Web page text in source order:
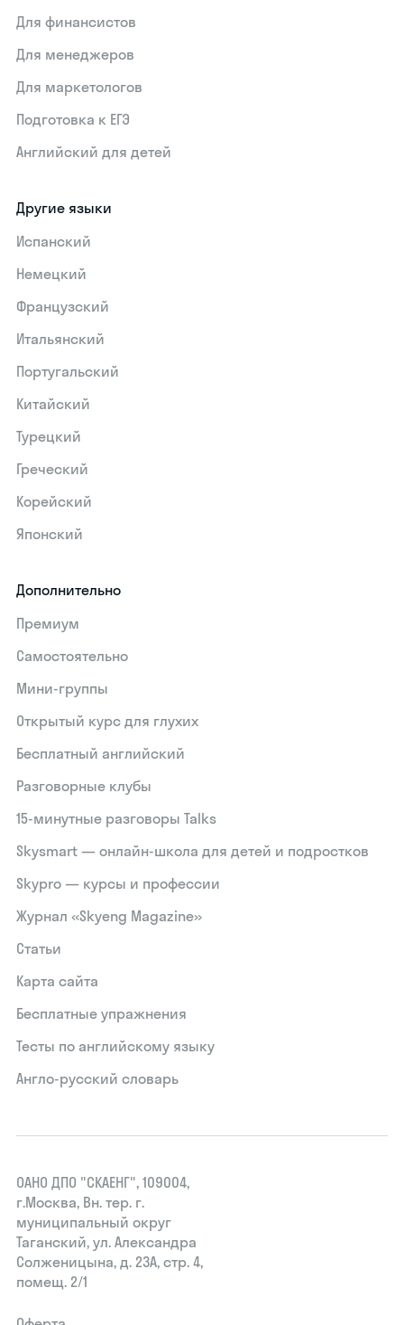
Для финансистов
Для менеджеров
Для маркетологов
Подготовка к ЕГЭ
Английский для детей
Другие языки
Испанский
Немецкий
Французский
Итальянский
Португальский
Китайский
Турецкий
Греческий
Корейский
Японский
Дополнительно
Премиум
Самостоятельно
Мини-группы
Открытый курс для глухих
Бесплатный английский
Разговорные клубы
15‑минутные разговоры Talks
Skysmart — онлайн-школа для детей и подростков
Skypro — курсы и профессии
Журнал «Skyeng Magazine»
Статьи
Карта сайта
Бесплатные упражнения
Тесты по английскому языку
Англо-русский словарь
ОАНО ДПО "СКАЕНГ", 109004,
г.Москва, Вн. тер. г.
муниципальный округ
Таганский, ул. Александра
Солженицына, д. 23А, стр. 4,
помещ. 2/1